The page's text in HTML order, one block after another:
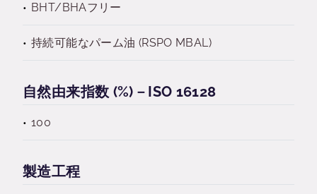
BHT/BHAフリー
持続可能なパーム油 (RSPO MBAL)
自然由来指数 (%)－ISO 16128
100
製造工程